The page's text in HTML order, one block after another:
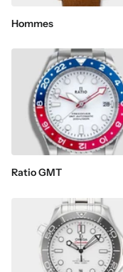
Hommes
Ratio GMT